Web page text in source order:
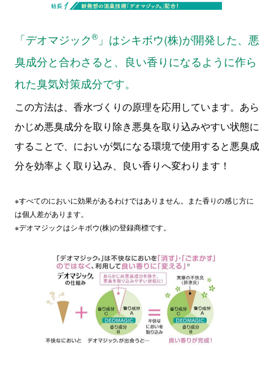
「デオマジック®」はシキボウ(株)が開発した、悪
臭成分と合わさると、良い香りになるように作ら
れた臭気対策成分です。
この方法は、香水づくりの原理を応用しています。あら
かじめ悪臭成分を取り除き悪臭を取り込みやすい状態に
することで、においが気になる環境で使用すると悪臭成
分を効率よく取り込み、良い香りへ変わります！
※すべてのにおいに効果があるわけではありません。また香りの感じ方に
は個人差があります。
※デオマジックはシキボウ(株)の登録商標です。